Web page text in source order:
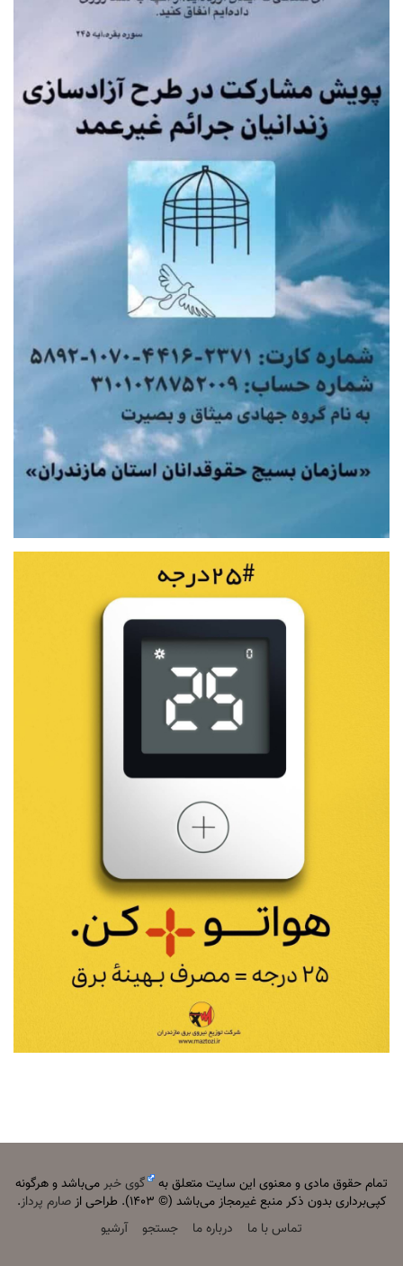
تمام حقوق مادی و معنوی این سایت متعلق به گوی خبرمی‌باشد و هرگونه
کپی‌برداری بدون ذکر منبع غیرمجاز می‌باشد (© ۱۴۰۳). طراحی از
صارم پرداز.
تماس با ما
درباره ما جستجو آرشیو